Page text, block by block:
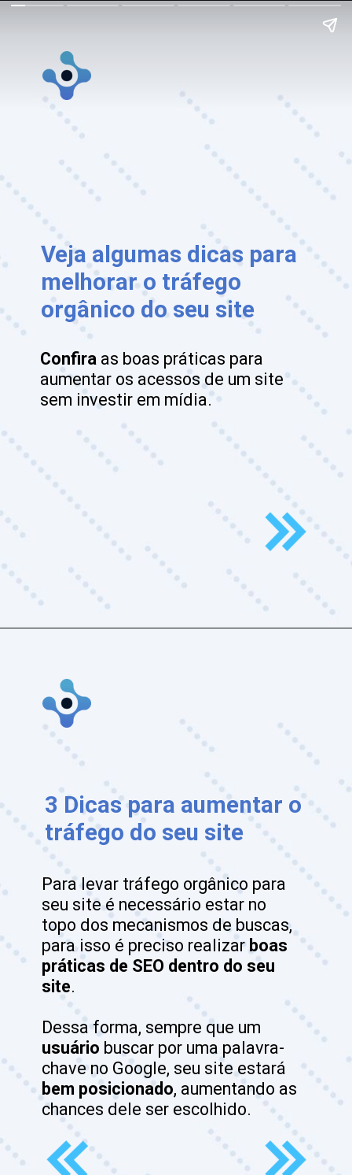
Confira as boas práticas para
aumentar os acessos de um site
sem investir em mídia.
Veja algumas dicas para
melhorar o tráfego
orgânico do seu site
Para levar tráfego orgânico para
seu site é necessário estar no
topo dos mecanismos de buscas,
para isso é preciso realizar boas
práticas de SEO dentro do seu
site.
usuário buscar por uma palavra-
bem posicionado, aumentando as
chances dele ser escolhido.
3 Dicas para aumentar o
tráfego do seu site